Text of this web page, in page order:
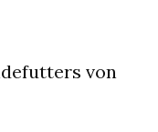
von